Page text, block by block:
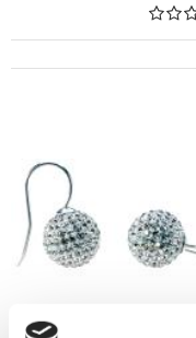
Crystal Ball Pendant